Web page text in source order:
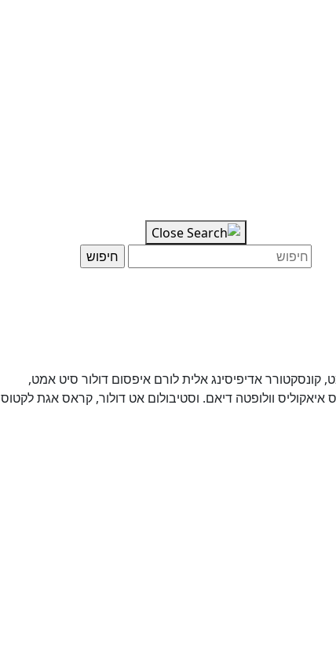
אדיפיסינג אלית לורם איפסום דולור סיט אמט,
איאקוליס וולופטה דיאם. וסטיבולום אט דולור, קראס אגת לקטוס